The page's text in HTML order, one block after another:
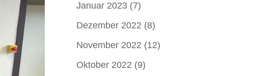
Januar 2023(7)
Dezember 2022 (8)
November 2022 (12)
Oktober 2022 (9)